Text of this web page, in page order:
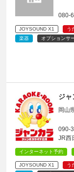
080-
JOYSOUND X1 う
楽器
オプションサ
ジ
岡山
090-
JR西
インターネット予約
JOYSOUND X1 う